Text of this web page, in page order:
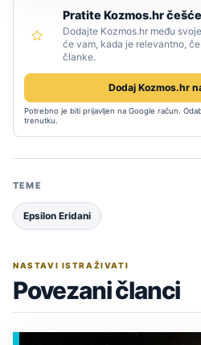
Pratite Kozmos.hr
Dodajte Kozmos.hr među
će vam, kada je relevantno,
članke.
Dodaj Kozmos.hr
Potrebno je biti prijavljen na Google račun.
trenutku.
TEME
Epsilon Eridani
NASTAVI ISTRAŽIVATI
Povezani članci